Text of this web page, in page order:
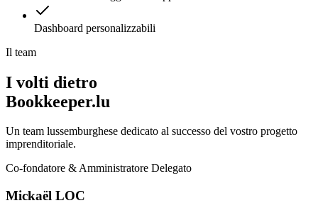
Dashboard personalizzabili
Il team
I volti dietro
Bookkeeper.lu
Un team lussemburghese dedicato al successo del vostro progetto
imprenditoriale.
Co-fondatore & Amministratore Delegato
Mickaël LOC